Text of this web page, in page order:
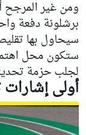
ومن غير
برشلونة دفعة
سيحاول بها
ستكون محل
لجلب حزمة
أولى